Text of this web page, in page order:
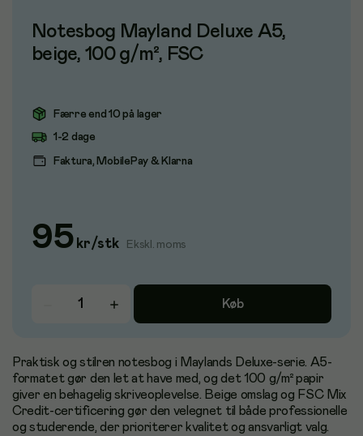
Notesbog Mayland Deluxe A5,
beige, 100 g/m², FSC
Færre end 10 på lager
1-2 dage
Faktura, MobilePay & Klarna
95 kr/stk Ekskl. moms
Køb
Praktisk og stilren notesbog i Maylands Deluxe-serie. A5-
formatet gør den let at have med, og det 100 g/m² papir
giver en behagelig skriveoplevelse. Beige omslag og FSC Mix
Credit-certificering gør den velegnet til både professionelle
og studerende, der prioriterer kvalitet og ansvarligt valg.